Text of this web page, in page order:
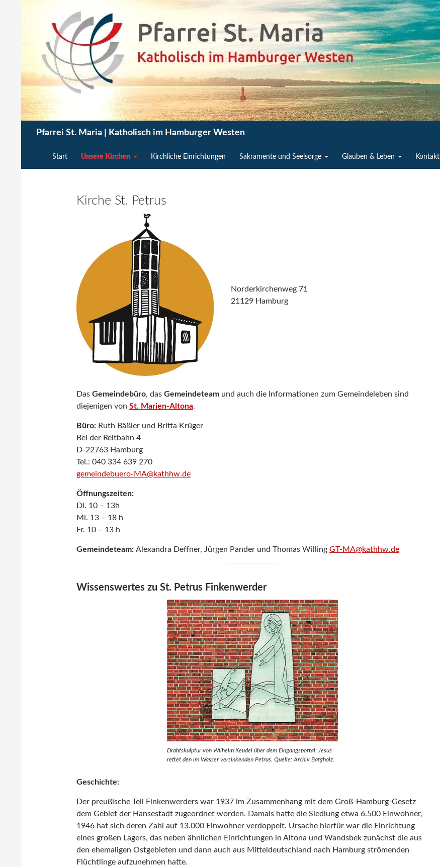
Pfarrei St. Maria | Katholisch im Hamburger Westen
Start Unsere Kirchen Kirchliche Einrichtungen Sakramente und Seelsorge Glauben & Leben Kontakt
Kirche St. Petrus
Norderkirchenweg 71
21129 Hamburg
Das Gemeindebüro, das Gemeindeteam und auch die Informationen zum Gemeindeleben sind
diejenigen von St. Marien-Altona.
Büro: Ruth Bäßler und Britta Krüger
Bei der Reitbahn 4
D-22763 Hamburg
Tel.: 040 334 639 270
gemeindebuero-MA@kathhw.de
Öffnungszeiten:
Di. 10 – 13h
Mi. 13 – 18 h
Fr. 10 – 13 h
Gemeindeteam: Alexandra Deffner, Jürgen Pander und Thomas Willing GT-MA@kathhw.de
Wissenswertes zu St. Petrus Finkenwerder
Drahtskulptur von Wilhelm Keudel über dem Eingangsportal: Jesus
rettet den im Wasser versinkenden Petrus. Quelle: Archiv Bargholz.
Geschichte:
Der preußische Teil Finkenwerders war 1937 im Zusammenhang mit dem Groß-Hamburg-Gesetz
dem Gebiet der Hansestadt zugeordnet worden. Damals hatte die Siedlung etwa 6.500 Einwohner,
1946 hat sich deren Zahl auf 13.000 Einwohner verdoppelt. Ursache hierfür war die Einrichtung
eines großen Lagers, das neben ähnlichen Einrichtungen in Altona und Wandsbek zunächst die aus
den ehemaligen Ostgebieten und dann auch aus Mitteldeutschland nach Hamburg strömenden
Flüchtlinge aufzunehmen hatte.